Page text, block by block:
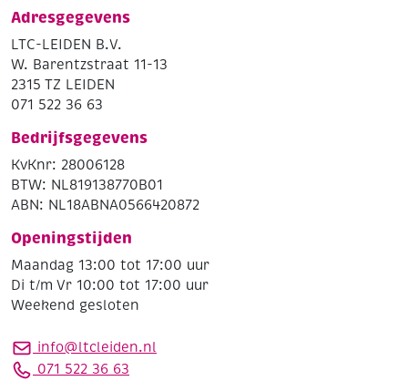
Adresgegevens
LTC-LEIDEN B.V.
W. Barentzstraat 11-13
2315 TZ LEIDEN
071 522 36 63
Bedrijfsgegevens
KvKnr: 28006128
BTW: NL819138770B01
ABN: NL18ABNA0566420872
Openingstijden
Maandag 13:00 tot 17:00 uur
Di t/m Vr 10:00 tot 17:00 uur
Weekend gesloten
info@ltcleiden.nl
071 522 36 63